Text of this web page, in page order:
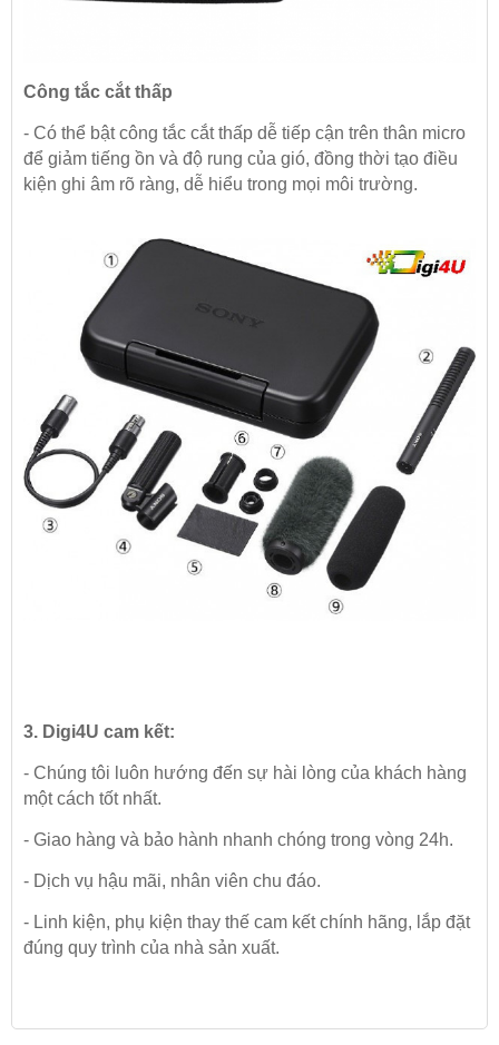
Công tắc cắt thấp
- Có thể bật công tắc cắt thấp dễ tiếp cận trên thân micro
để giảm tiếng ồn và độ rung của gió, đồng thời tạo điều
kiện ghi âm rõ ràng, dễ hiểu trong mọi môi trường.
3. Digi4U cam kết:
- Chúng tôi luôn hướng đến sự hài lòng của khách hàng
một cách tốt nhất.
- Giao hàng và bảo hành nhanh chóng trong vòng 24h.
- Dịch vụ hậu mãi, nhân viên chu đáo.
- Linh kiện, phụ kiện thay thế cam kết chính hãng, lắp đặt
đúng quy trình của nhà sản xuất.